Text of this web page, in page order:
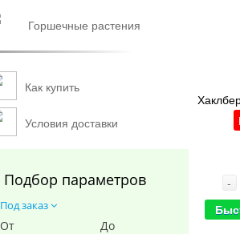
горшечные растения
Как купить
Условия доставки
Подбор параметров
Под заказ
От До
-